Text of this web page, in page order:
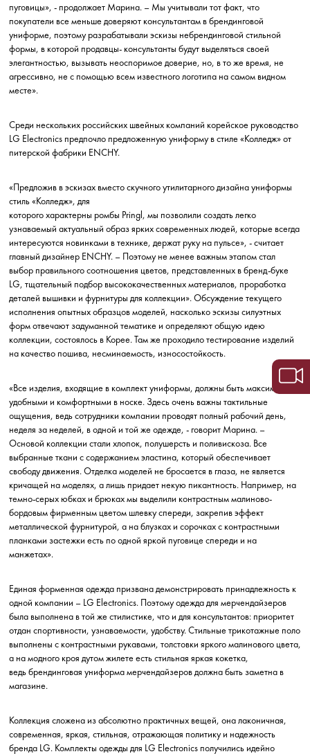
пуговицы», - продолжает Марина. – Мы учитывали тот факт, что
покупатели все меньше доверяют консультантам в брендинговой
униформе, поэтому разрабатывали эскизы небрендинговой стильной
формы, в которой продавцы- консультанты будут выделяться своей
элегантностью, вызывать неоспоримое доверие, но, в то же время, не
агрессивно, не с помощью всем известного логотипа на самом видном
месте».
Среди нескольких российских швейных компаний корейское руководство
LG Electronics предпочло предложенную униформу в стиле «Колледж» от
питерской фабрики ENCHY.
«Предложив в эскизах вместо скучного утилитарного дизайна униформы
стиль «Колледж», для
которого характерны ромбы Pringl, мы позволили создать легко
узнаваемый актуальный образярких современных людей, которые всегда
интересуются новинками в технике, держат руку на пульсе», - считает
главный дизайнер ENCHY. – Поэтому не менее важным этапом стал
выбор правильного соотношения цветов, представленных в бренд-буке
LG, тщательный подбор высококачественных материалов, проработка
деталей вышивки и фурнитуры для коллекции». Обсуждение текущего
исполнения опытных образцов моделей, насколько эскизы силуэтных
форм отвечают задуманной тематике и определяют общую идею
коллекции, состоялось в Корее. Там же проходило тестирование изделий
на качество пошива, несминаемость, износостойкость.
«Все изделия, входящие в комплект униформы, должны быть максимально
удобными и комфортными в носке. Здесь очень важны тактильные
ощущения, ведь сотрудники компании проводят полный рабочий день,
неделя за неделей, в одной и той же одежде, - говорит Марина. –
Основой коллекции стали хлопок, полушерсть и поливискоза. Все
выбранные ткани с содержанием эластина, который обеспечивает
свободу движения. Отделка моделей не бросается в глаза, не является
кричащей на моделях, а лишь придает некую пикантность. Например, на
темно-серых юбках и брюках мы выделили контрастным малиново-
бордовым фирменным цветом шлевку спереди, закрепив эффект
металлической фурнитурой, а на блузках и сорочках с контрастными
планками застежки есть по одной яркой пуговице спереди и на
манжетах».
Единая форменная одежда призвана демонстрировать принадлежность к
одной компании – LG Electronics. Поэтому одежда для мерчендайзеров
была выполнена в той же стилистике, что и для консультантов: приоритет
отдан спортивности, узнаваемости, удобству. Стильные трикотажные поло
выполнены с контрастными рукавами, толстовки яркого малинового цвета,
а на модного кроя дутом жилете есть стильная яркая кокетка,
ведьбрендинговая униформа мерчендайзеровдолжна быть заметна в
магазине.
Коллекция сложена из абсолютно практичных вещей, она лаконичная,
современная, яркая, стильная, отражающая политику и надежность
бренда LG. Комплекты одежды для LG Electronics получились идейно